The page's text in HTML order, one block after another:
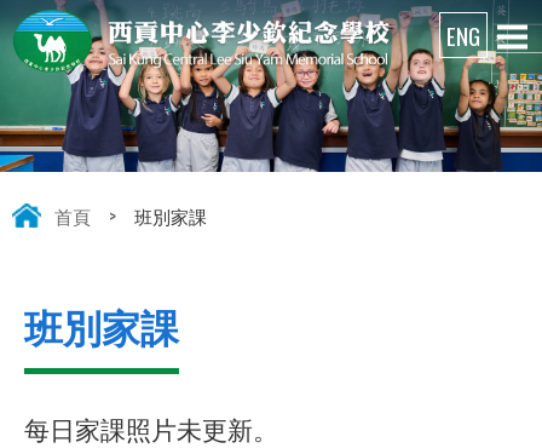
首頁 > 班別家課
班別家課
每日家課照片未更新。